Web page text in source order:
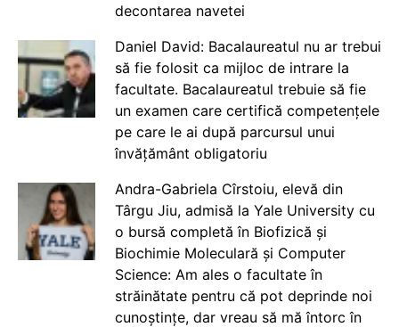
decontarea navetei
Daniel David: Bacalaureatul nu ar trebui
să fie folosit ca mijloc de intrare la
facultate. Bacalaureatul trebuie să fie
un examen care certifică competențele
pe care le ai după parcursul unui
învățământ obligatoriu
Andra-Gabriela Cîrstoiu, elevă din
Târgu Jiu, admisă la Yale University cu
o bursă completă în Biofizică și
Biochimie Moleculară și Computer
Science: Am ales o facultate în
străinătate pentru că pot deprinde noi
cunoștințe, dar vreau să mă întorc în